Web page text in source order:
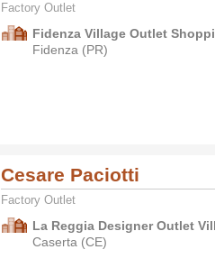
Factory Outlet
Fidenza Village Outlet
Fidenza (PR)
Cesare Paciotti
Factory Outlet
La Reggia Designer Outlet
Caserta (CE)